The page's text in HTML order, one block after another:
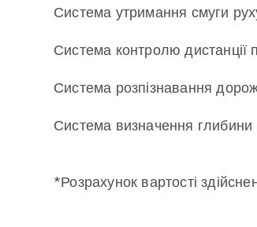
Система утримання смуги
Система контролю дистанції
Система розпізнавання
Система визначення
*Розрахунок вартості